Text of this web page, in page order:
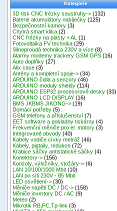
Kategorie
3D tisk CNC frézky soustruhy-> (132)
Baterie akumulátory nabíječky (125)
Bezpečnostní kamery (3)
Chytrá smart klika (2)
CNC frézky na plasty + AL
(1)
Fotovoltaika FV technika (29)
Silnoproudá technika 230V a více (8)
Alarmy modemy trackery GSM GPS (16)
Auto doplňky (27)
Alix case (3)
Antény a kompletní spoje-> (34)
ARDUINO čidla a senzory (46)
ARDUINO moduly shieldy (114)
ARDUINO ESP32 procesorové desky (33)
ARDUINO LCD DISPLAY (16)
BMS JKBMS JIKONG-> (19)
Domácí potřeby (5)
GSM telefony a příslušenství (7)
EET software a pokladny tiskárny (4)
Frekvenční měniče pro el. motory (3)
Integrované obvody (40)
Kabely vodiče cívky metráž (46)
Kabely, pigtaily, redukce (72)
Krabice sáčky antistatické sáčky (4)
Konektory-> (156)
Konzoly, výložníky, stožáry-> (6)
LAN 10/100/1000 Mbit (10)
LAN po síti 230V - 85 Mbit
LED osvětlení-> (30)
Měniče napětí DC / DC-> (158)
Měniče invertory DC / AC (9)
Meteo (2)
Mikrotik RB,PC,Tp-link (3)